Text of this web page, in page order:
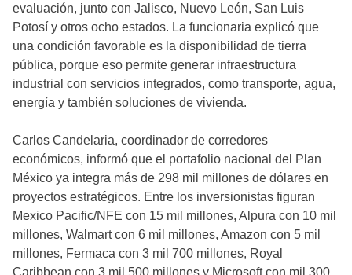
evaluación, junto con Jalisco, Nuevo León, San Luis
Potosí y otros ocho estados. La funcionaria explicó que
una condición favorable es la disponibilidad de tierra
pública, porque eso permite generar infraestructura
industrial con servicios integrados, como transporte, agua,
energía y también soluciones de vivienda.
Carlos Candelaria, coordinador de corredores
económicos, informó que el portafolio nacional del Plan
México ya integra más de 298 mil millones de dólares en
proyectos estratégicos. Entre los inversionistas figuran
Mexico Pacific/NFE con 15 mil millones, Alpura con 10 mil
millones, Walmart con 6 mil millones, Amazon con 5 mil
millones, Fermaca con 3 mil 700 millones, Royal
Caribbean con 3 mil 500 millones y Microsoft con mil 300